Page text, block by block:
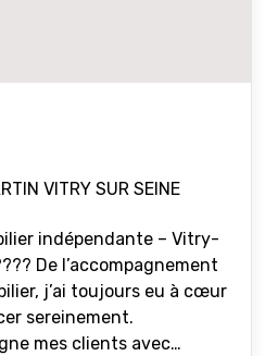
VITRY SUR SEINE
indépendante – Vitry-
j’ai toujours eu à cœur
sereinement.
mes clients avec